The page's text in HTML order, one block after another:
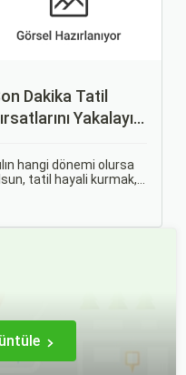
çeşitli keşif
sunmaktadır.
Dakika Tatil
Yakalayın:
hangi dönemi olursa
tatil hayali kurmak,